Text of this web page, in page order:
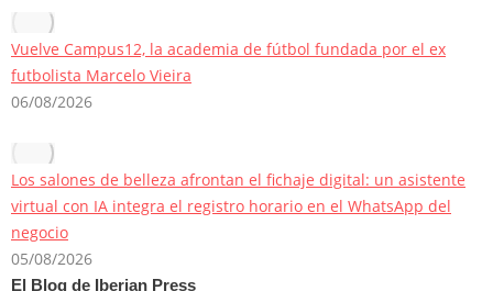
Vuelve Campus12, la academia de fútbol fundada por el ex
futbolista Marcelo Vieira
06/08/2026
Los salones de belleza afrontan el fichaje digital: un asistente
virtual con IA integra el registro horario en el WhatsApp del
negocio
05/08/2026
El Blog de Iberian Press